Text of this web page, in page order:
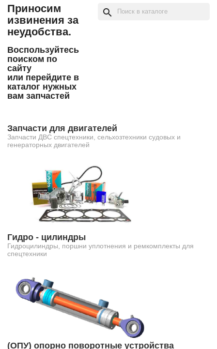
Приносим
извинения за
неудобства.
Воспользуйтесь
поиском по
сайту
или перейдите в
каталог нужных
вам запчастей
search
Запчасти для двигателей
Запчасти ДВС спецтехники, сельхозтехники судовых и
генераторных двигателей
Гидро - цилиндры
Гидроцилиндры, поршни уплотнения и ремкомплекты для
спецтехники
(ОПУ) опорно поворотные устройства